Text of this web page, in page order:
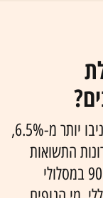
מתחילת השנה המסלולים הכלליים כבר הניבו יותר מ-6.5%,
האחרונות התשואות
עומדות על 47% במסלול הכללי וכמעט 90% במסלולי